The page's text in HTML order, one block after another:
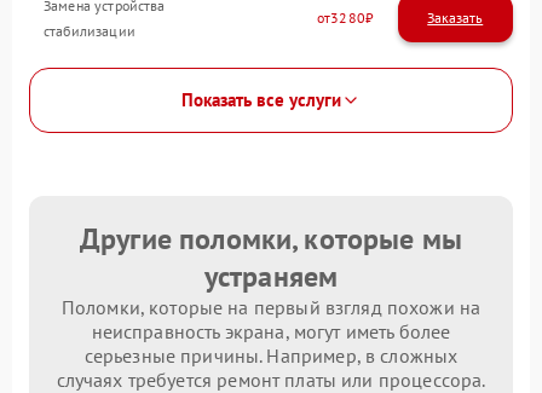
Замена устройства
стабилизации
3280
Показать все услуги
Другие поломки, которые мы
устраняем
Поломки, которые на первый взгляд похожи на
неисправность экрана, могут иметь более
серьезные причины. Например, в сложных
случаях требуется ремонт платы или процессора.